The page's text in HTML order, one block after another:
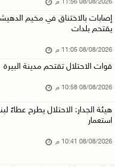
مستعمرون يقتحمون بلدة بيت
08/آب/2026 06:39 م
الجامعة العربية الأمريكية
08/08/2026 11:56 م
إصابات بالاختناق في مخيم
يقتحم بلدات
08/08/2026 11:05 م
قوات الاحتلال تقتحم مدينة البيرة
08/08/2026 10:58 م
استعمار
08/08/2026 10:41 م